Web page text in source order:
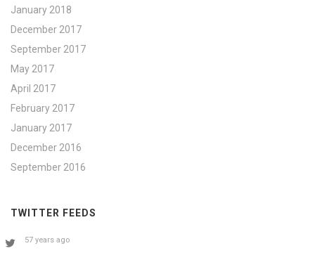
January 2018
December 2017
September 2017
May 2017
April 2017
February 2017
January 2017
December 2016
September 2016
TWITTER FEEDS
57 years ago